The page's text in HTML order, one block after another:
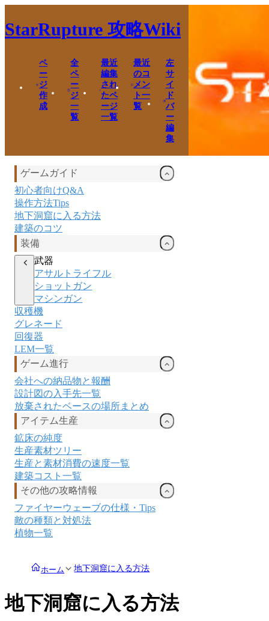
StarRupture 攻略Wiki
ペ
ー
ジ
作
成
全
ペ
ー
ジ
一
覧
最近
編集
され
たペ
ージ
一覧
最近
のコ
メン
ト一
覧
左
サ
イ
ド
バ
ー
編
集
ゲームガイド
初心者向けQ&A
操作方法Tips
地下洞窟に入る方法
建築のコツ
装備
武器
アサルトライフル
ショットガン
マシンガン
収穫機
グレネード
回復器
LEM一覧
ゲーム進行
会社への納品物と報酬
設計図の入手先一覧
放棄されたベースの場所まとめ
アイテム生産
鉱床の純度
生産素材ツリー
生産と素材消費の速度一覧
建築コスト一覧
その他の攻略情報
ファイヤーウェーブの仕様・Tips
敵の種類と対処法
植物一覧
ホーム 地下洞窟に入る方法
地下洞窟に入る方法